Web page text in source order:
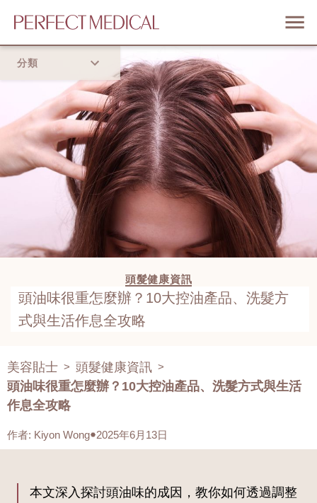
分類
首頁
流行趨勢
頭髮健康資訊
頭油味很重怎麼辦？10大控油產品、洗髮方
式與生活作息全攻略
美容貼士 > 頭髮健康資訊 >
頭油味很重怎麼辦？10大控油產品、洗髮方式與生活
作息全攻略
作者: Kiyon Wong 2025年6月13日
本文深入探討頭油味的成因，教你如何透過調整